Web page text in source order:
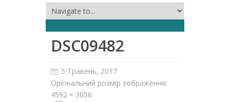
DSC09482
5 Травень, 2017
Орігінальний розмір зображення:
4592 × 3056